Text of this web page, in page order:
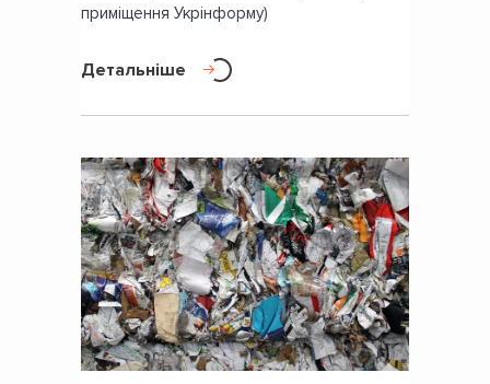
приміщення Укрінформу)
Детальніше